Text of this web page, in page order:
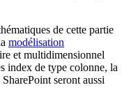
de cette partie
modélisation
et multidimensionnel
index de type colonne, la
seront aussi